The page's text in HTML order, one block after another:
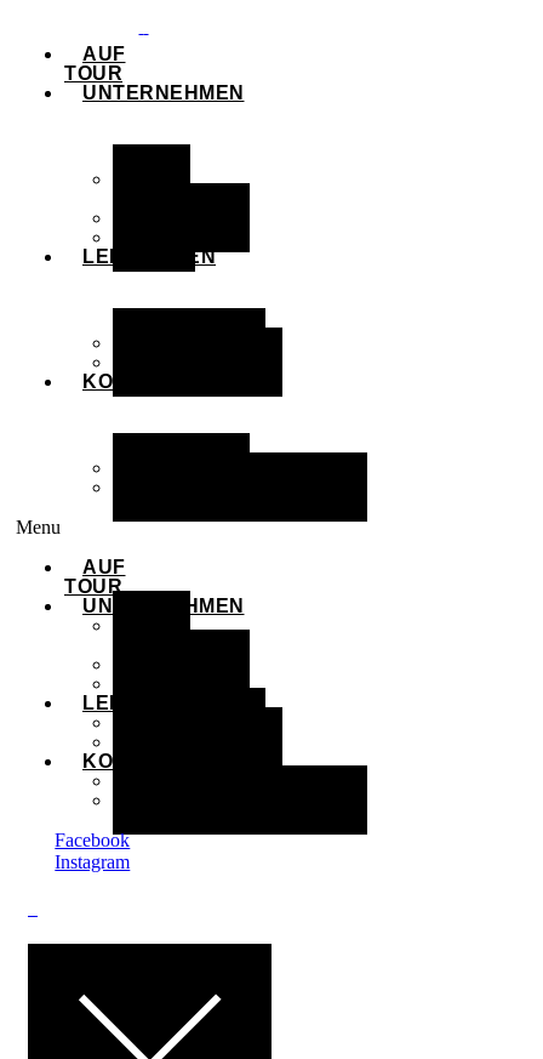
AUF
TOUR
UNTERNEHMEN
LEISTUNGEN
KONTAKT
Menu
AUF
TOUR
UNTERNEHMEN
LEISTUNGEN
KONTAKT
Facebook
Instagram